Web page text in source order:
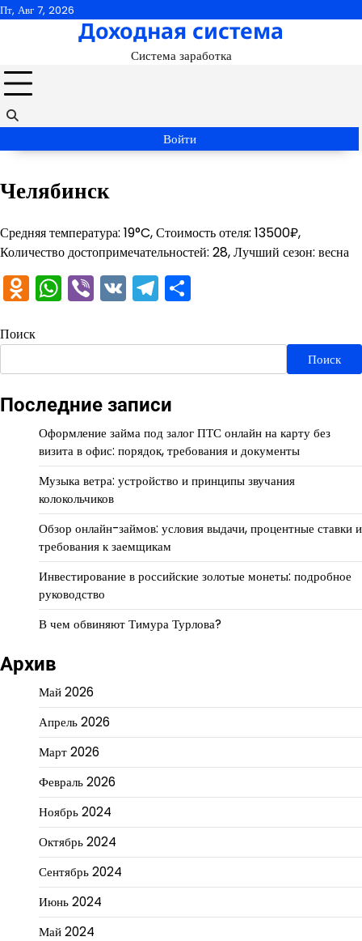
Перейти
Пт, Авг 7, 2026
Доходная система
Система заработка
Войти
Челябинск
Средняя температура: 19°C, Стоимость отеля: 13500₽,
Количество достопримечательностей: 28, Лучший сезон: весна
Odnoklassniki
WhatsApp
Viber
VKTelegram
Поиск
Поиск
Последние записи
Оформление займа под залог ПТС онлайн на карту без
визита в офис: порядок, требования и документы
Музыка ветра: устройство и принципы звучания
колокольчиков
Обзор онлайн-займов: условия выдачи, процентные ставки и
требования к заемщикам
Инвестирование в российские золотые монеты: подробное
руководство
В чем обвиняют Тимура Турлова?
Архив
Май 2026
Апрель 2026
Март 2026
Февраль 2026
Ноябрь 2024
Октябрь 2024
Сентябрь 2024
Июнь 2024
Май 2024